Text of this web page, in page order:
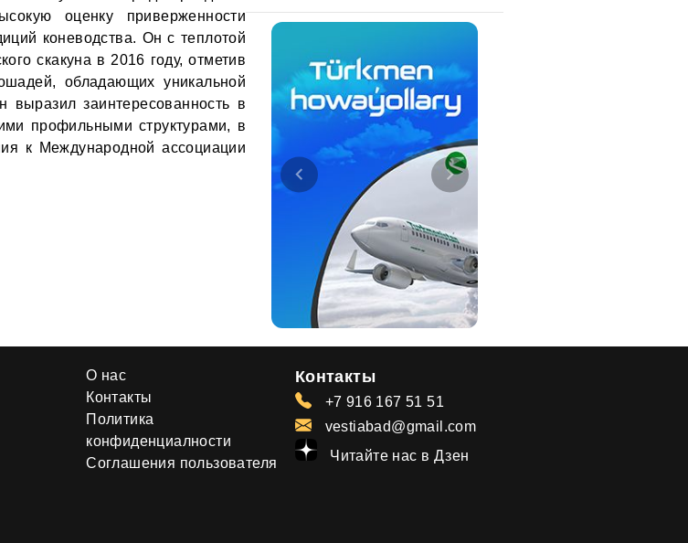
оценку приверженности
коневодства. Он с теплотой
скакуна в 2016 году, отметив
обладающих уникальной
выразил заинтересованность в
профильными структурами, в
к Международной ассоциации
О нас
Контакты
Политика
конфиденциалности
Соглашения пользователя
Контакты
+7 916 167 51 51
vestiabad@gmail.com
Читайте нас в Дзен